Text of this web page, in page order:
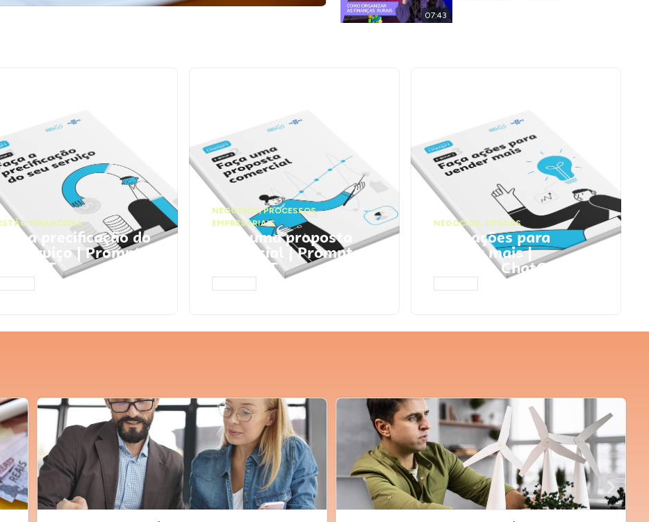
07:43
FINANCEIRA
Faça a precificação do
seu serviço | Prompts
ChatGPT
NEGÓCIOS,PROCESSOS
EMPRESARIAIS
Faça uma proposta
comercial | Prompts
ChatGPT
NEGÓCIOS, VENDAS
Faça ações para
vender mais |
Prompts ChatGPT